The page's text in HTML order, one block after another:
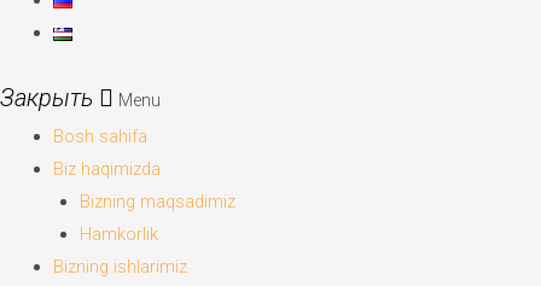
Menu
Bosh sahifa
Biz haqimizda
Bizning maqsadimiz
Hamkorlik
Bizning ishlarimiz